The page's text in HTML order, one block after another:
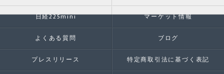
日経225mini マーケット情報
よくある質問 ブログ
プレスリリース 特定商取引法に基づく表記